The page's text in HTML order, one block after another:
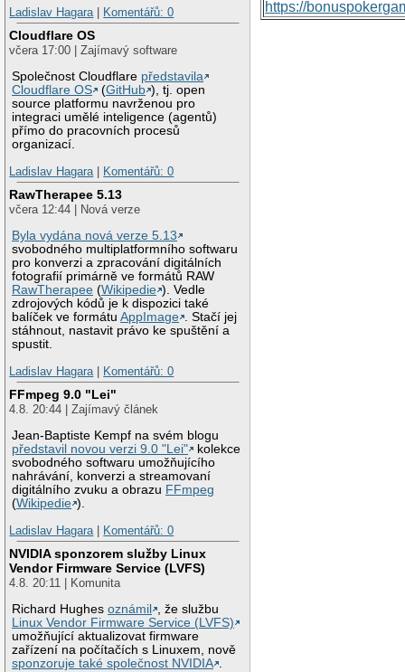
Ladislav Hagara
Komentářů: 0
Cloudflare OS
včera 17:00 | Zajímavý software
Společnost Cloudflare představila
Cloudflare OS
(GitHub ), tj. open
source platformu navrženou pro
integraci umělé inteligence (agentů)
přímo do pracovních procesů
organizací.
Ladislav Hagara
Komentářů: 0
RawTherapee 5.13
včera 12:44 | Nová verze
Byla vydána nová verze 5.13
svobodného multiplatformního softwaru
pro konverzi a zpracování digitálních
fotografií primárně ve formátů RAW
RawTherapee (Wikipedie ). Vedle
zdrojových kódů je k dispozici také
balíček ve formátuAppImage . Stačí jej
stáhnout, nastavit právo ke spuštění a
spustit.
Ladislav Hagara
Komentářů: 0
FFmpeg 9.0 "Lei"
4.8. 20:44 | Zajímavý článek
Jean-Baptiste Kempf na svém blogu
představil novou verzi 9.0 "Lei"
kolekce
svobodného softwaru umožňujícího
nahrávání, konverzi a streamovaní
digitálního zvuku a obrazu FFmpeg
(Wikipedie ).
Ladislav Hagara
Komentářů: 0
NVIDIA sponzorem služby Linux
Vendor Firmware Service (LVFS)
4.8. 20:11 | Komunita
Richard Hughesoznámil
, že službu
Linux Vendor Firmware Service (LVFS)
umožňující aktualizovat firmware
zařízení na počítačích s Linuxem, nově
sponzoruje také společnost NVIDIA .
https://